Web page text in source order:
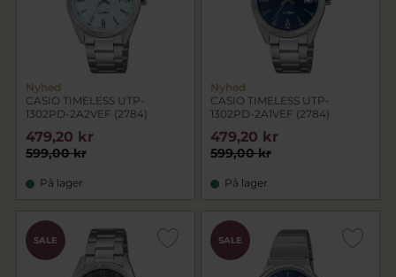
Nyhed
CASIO TIMELESS UTP-
1302PD-2A2VEF (2784)
599,00 kr
479,20 kr
På lager
Nyhed
CASIO TIMELESS UTP-
1302PD-2A1VEF (2784)
599,00 kr
479,20 kr
På lager
SALE SALE